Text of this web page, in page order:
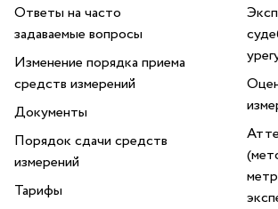
Ответы на часто
задаваемые вопросы
Изменение порядка приема
средств измерений
Документы
Порядок сдачи средств
измерений
Тарифы